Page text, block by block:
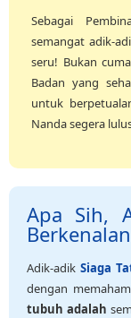
Sebagai
semangat adik-
seru! Bukan
Badan yang
untuk
Nanda segera
Apa Sih,
Adik-adikSiaga
dengan
tubuh adalah